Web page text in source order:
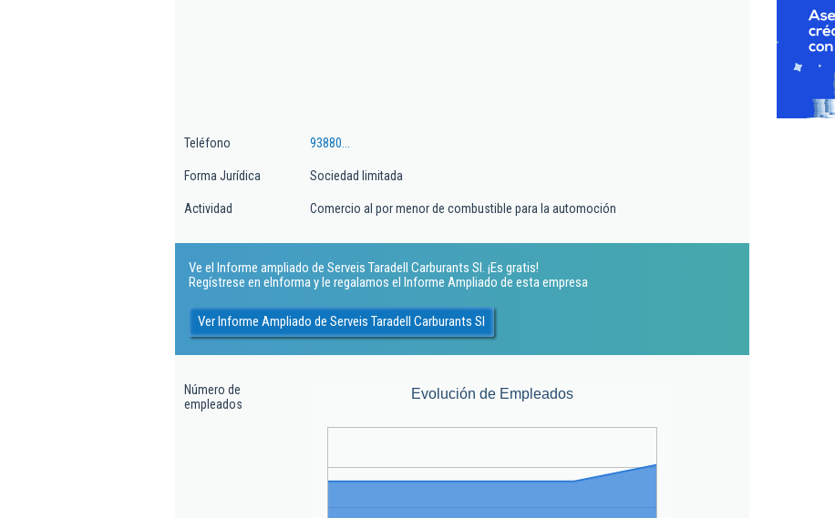
Teléfono 93880...
Forma Jurídica Sociedad limitada
Actividad Comercio al por menor de combustible para la automoción
Ve el Informe ampliado de Serveis Taradell Carburants Sl. ¡Es gratis!
Regístrese en eInforma y le regalamos el Informe Ampliado de esta empresa
Ver Informe Ampliado de Serveis Taradell Carburants Sl
Número de
empleados
Evolución de Empleados